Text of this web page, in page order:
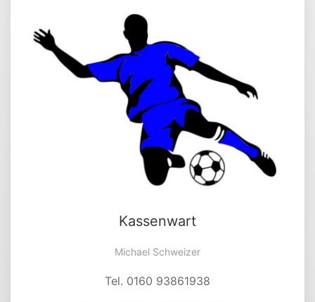
Kassenwart
Michael Schweizer
Tel. 0160 93861938